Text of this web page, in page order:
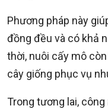
Phương pháp này
đồng đều và có khả
thời, nuôi cấy mô
cây giống phục vụ
Trong tương lai,